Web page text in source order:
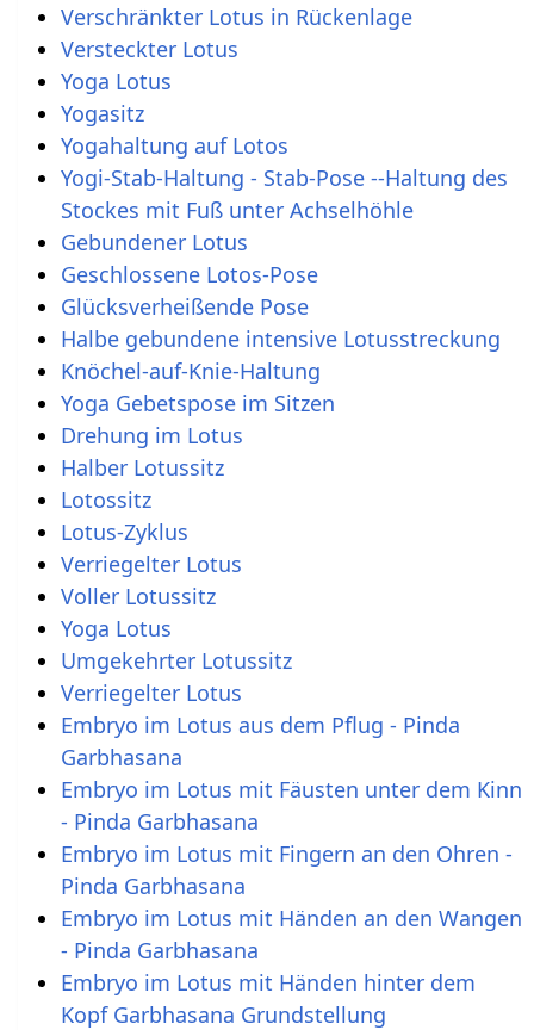
Verschränkter Lotus in Rückenlage
Versteckter Lotus
Yoga Lotus
Yogasitz
Yogahaltung auf Lotos
Yogi-Stab-Haltung - Stab-Pose --Haltung des
Stockes mit Fuß unter Achselhöhle
Gebundener Lotus
Geschlossene Lotos-Pose
Glücksverheißende Pose
Halbe gebundene intensive Lotusstreckung
Knöchel-auf-Knie-Haltung
Yoga Gebetspose im Sitzen
Drehung im Lotus
Halber Lotussitz
Lotossitz
Lotus-Zyklus
Verriegelter Lotus
Voller Lotussitz
Yoga Lotus
Umgekehrter Lotussitz
Verriegelter Lotus
Embryo im Lotus aus dem Pflug - Pinda
Garbhasana
Embryo im Lotus mit Fäusten unter dem Kinn
- Pinda Garbhasana
Embryo im Lotus mit Fingern an den Ohren -
Pinda Garbhasana
Embryo im Lotus mit Händen an den Wangen
- Pinda Garbhasana
Embryo im Lotus mit Händen hinter dem
Kopf Garbhasana Grundstellung